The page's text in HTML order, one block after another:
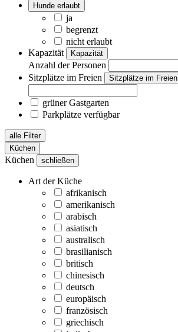
Hunde erlaubt
ja
begrenzt
nicht erlaubt
Kapazität
Kapazität
Anzahl der Personen
Sitzplätze im Freien
Sitzplätze im Freien
grüner Gastgarten
Parkplätze verfügbar
alle Filter
Küchen
Küchen schließen
Art der Küche
afrikanisch
amerikanisch
arabisch
asiatisch
australisch
brasilianisch
britisch
chinesisch
deutsch
europäisch
französisch
griechisch